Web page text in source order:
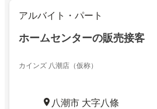
アルバイト・パート
ホームセンターの販売接客
カインズ 八潮店（仮称）
八潮市 大字八條